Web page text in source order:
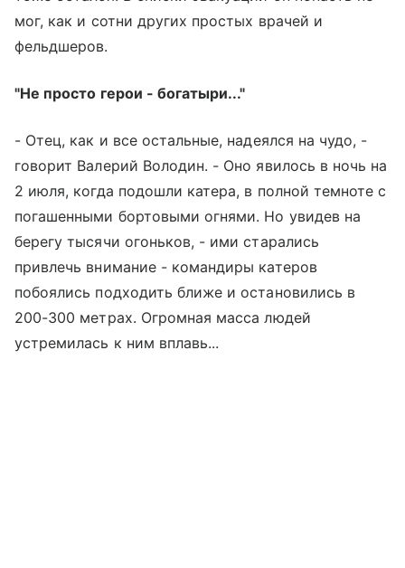
мог, как и сотни других простых врачей и
фельдшеров.
"Не просто герои - богатыри..."
- Отец, как и все остальные, надеялся на чудо, -
говорит Валерий Володин. - Оно явилось в ночь на
2 июля, когда подошли катера, в полной темноте с
погашенными бортовыми огнями. Но увидев на
берегу тысячи огоньков, - ими старались
привлечь внимание - командиры катеров
побоялись подходить ближе и остановились в
200-300 метрах. Огромная масса людей
устремилась к ним вплавь...